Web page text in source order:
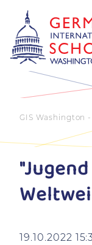
GIS Washington -
19.10.2022